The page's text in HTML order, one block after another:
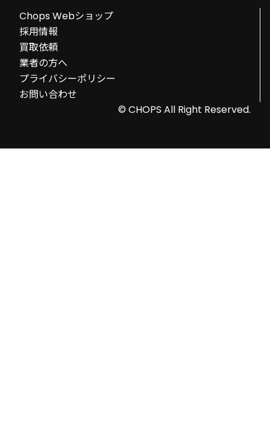
Chops Webショップ
採用情報
買取依頼
業者の方へ
プライバシーポリシー
お問い合わせ
© CHOPS All Right Reserved.